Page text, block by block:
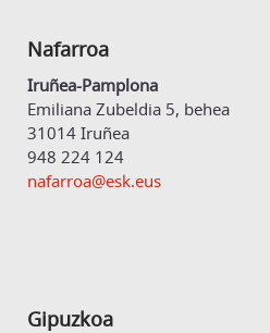
Nafarroa
Iruñea-Pamplona
Emiliana Zubeldia 5, behea
31014 Iruñea
948 224 124
nafarroa@esk.eus
Gipuzkoa